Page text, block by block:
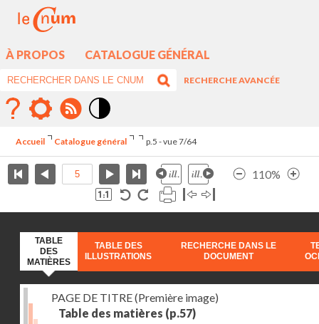
À PROPOS CATALOGUE GÉNÉRAL
RECHERCHE AVANCÉE
élévé
Accueil Catalogue général p.5 - vue 7/64
110%
TABLE
DES
MATIÈRES
TABLE DES
ILLUSTRATIONS
RECHERCHE DANS LE
DOCUMENT
PAGE DE TITRE (Première image)
Table des matières (p.57)